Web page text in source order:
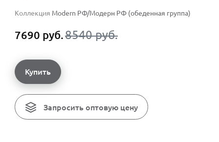
Коллекция Modern РФ/Модерн РФ (обеденная группа)
7690 руб.8540 руб.
Купить
Запросить оптовую цену